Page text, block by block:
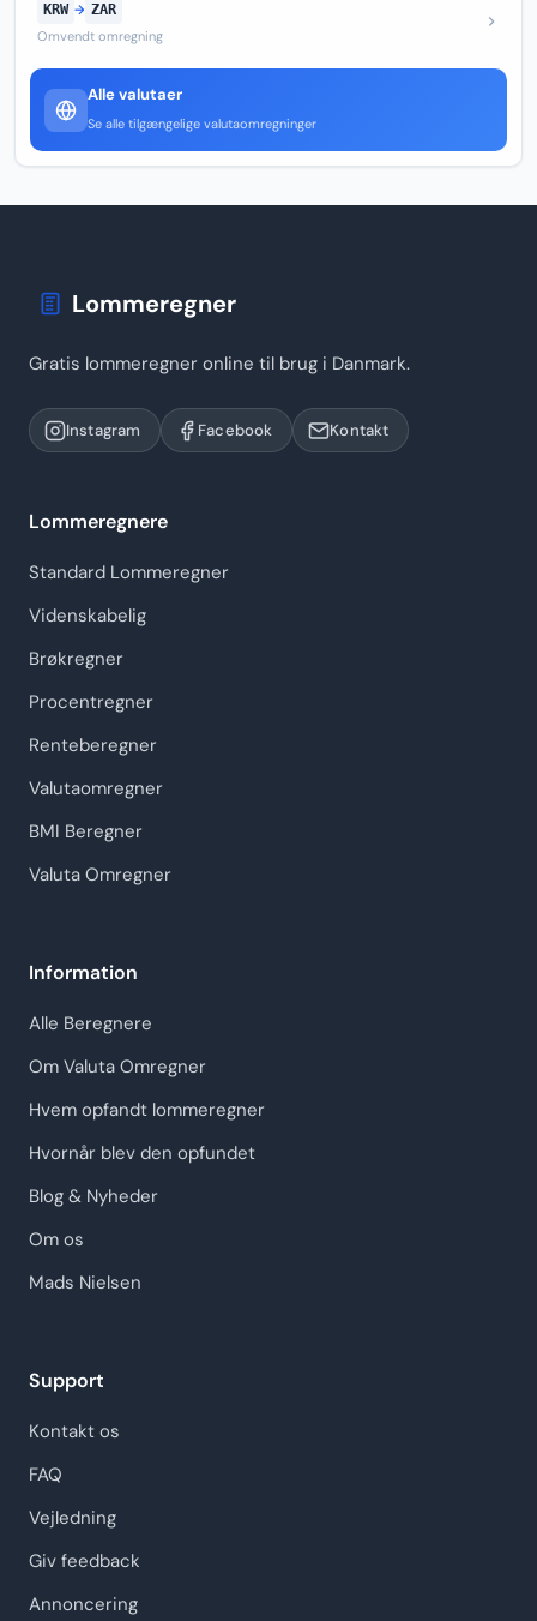
KRW → ZAR
Omvendt omregning
Alle valutaer
Se alle tilgængelige valutaomregninger
Lommeregner
Gratis lommeregner online til brug i Danmark.
Instagram Facebook Kontakt
Lommeregnere
Standard Lommeregner
Videnskabelig
Brøkregner
Procentregner
Renteberegner
Valutaomregner
BMI Beregner
Valuta Omregner
Information
Alle Beregnere
Om Valuta Omregner
Hvem opfandt lommeregner
Hvornår blev den opfundet
Blog & Nyheder
Om os
Mads Nielsen
Support
Kontakt os
FAQ
Vejledning
Giv feedback
Annoncering